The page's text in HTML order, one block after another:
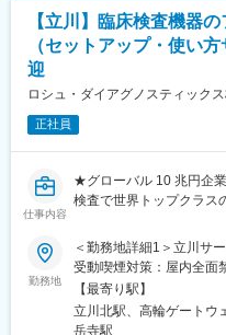
を求められることはあり
■サポート体制：不明な
びテクニカルサポートエ
は土日（当番制）に呼び
て育成を行います。過去
でご安心ください。
数おり年齢層も20歳～
都合の退職も3~5％と大
る環境です。
■キャリアパス：機械だ
ることができます。エン
【立川】臨床検査機器
（セットアップ・使い
迎
ロシュ・ダイアグノスティック
正社員
仕事内容
★グローバル 10 兆円企
検査で世界トップクラス
「働くを楽しむ」をモ
★フィールドサイエンテ
受入、教育体制を整えて
■業務内容
勤務地
＜勤務地詳細1＞立川サ
受動喫煙対策：屋内全面
区港南1-2-70 品川シー
受動喫煙対策：屋内全面
（リモートワーク含む）
【最寄り駅】
立川北駅、高輪ゲートウ
岳寺駅